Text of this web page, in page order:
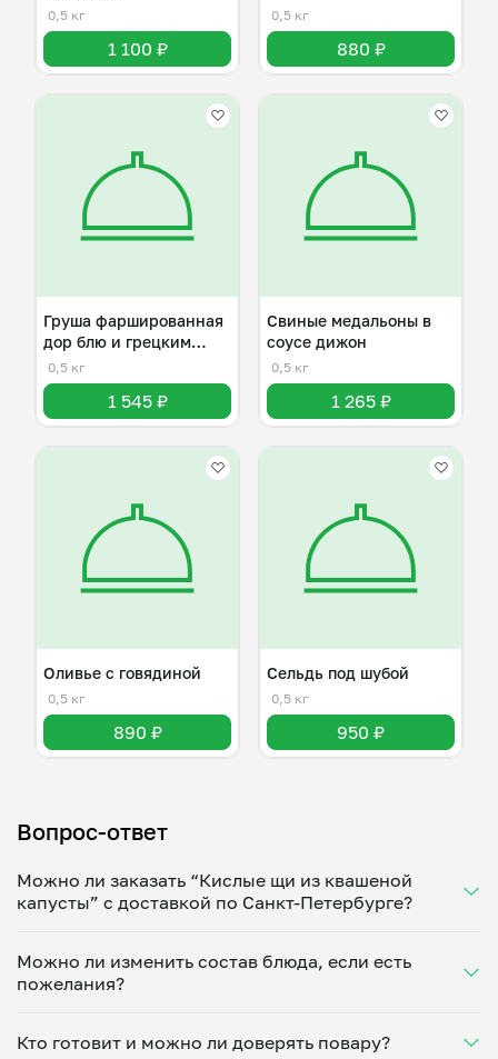
0,5 кг
1 100 ₽
0,5 кг
880 ₽
Груша фаршированная
дор блю и грецким
орехом
0,5 кг
1 545 ₽
Свиные медальоны в
соусе дижон
0,5 кг
1 265 ₽
Оливье с говядиной
0,5 кг
890 ₽
Сельдь под шубой
0,5 кг
950 ₽
Вопрос-ответ
Можно ли заказать “Кислые щи из квашеной
капусты” с доставкой по Санкт-Петербурге?
Укажите удобное время — и получите свежее
домашнее блюдо в большой порции прямо с плиты.
минут. Статус заказа отслеживайте в личном
кабинете, а с поваром можно связаться напрямую в
Можно ли изменить состав блюда, если есть
пожелания?
под ваши предпочтения: уберет специи, снизит
Кто готовит и можно ли доверять повару?